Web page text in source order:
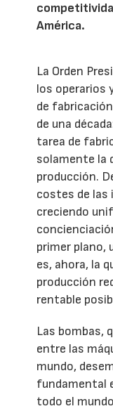
América.
La Orden
los operarios
de
de una
tarea de
solamente la
producción.
costes de las
creciendo
primer plano,
es, ahora, la
producción
rentable
Las bombas,
entre las
mundo,
fundamental
todo el